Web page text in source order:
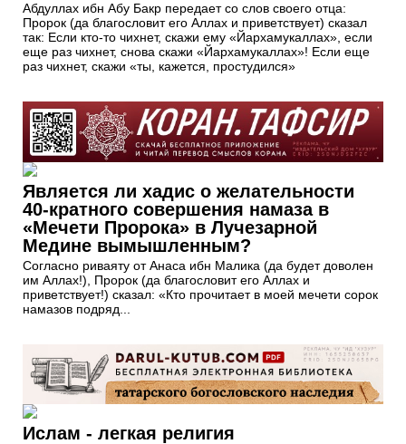
Абдуллах ибн Абу Бакр передает со слов своего отца:
Пророк (да благословит его Аллах и приветствует) сказал
так: Если кто-то чихнет, скажи ему «Йархамукаллах», если
еще раз чихнет, снова скажи «Йархамукаллах»! Если еще
раз чихнет, скажи «ты, кажется, простудился»
Является ли хадис о желательности
40-кратного совершения намаза в
«Мечети Пророка» в Лучезарной
Медине вымышленным?
Согласно риваяту от Анаса ибн Малика (да будет доволен
им Аллах!), Пророк (да благословит его Аллах и
приветствует!) сказал: «Кто прочитает в моей мечети сорок
намазов подряд...
Ислам - легкая религия